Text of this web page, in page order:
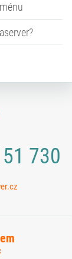
730